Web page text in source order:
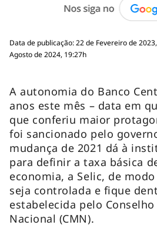
Data de publicação: 22 de Fevereiro de
Agosto de 2024, 19:27h
A autonomia do Banco
anos este mês – data em
que conferiu maior
foi sancionado pelo
mudança de 2021 dá à
para definir a taxa básica
economia, a Selic, de
seja controlada e fique
estabelecida pelo
Nacional (CMN).